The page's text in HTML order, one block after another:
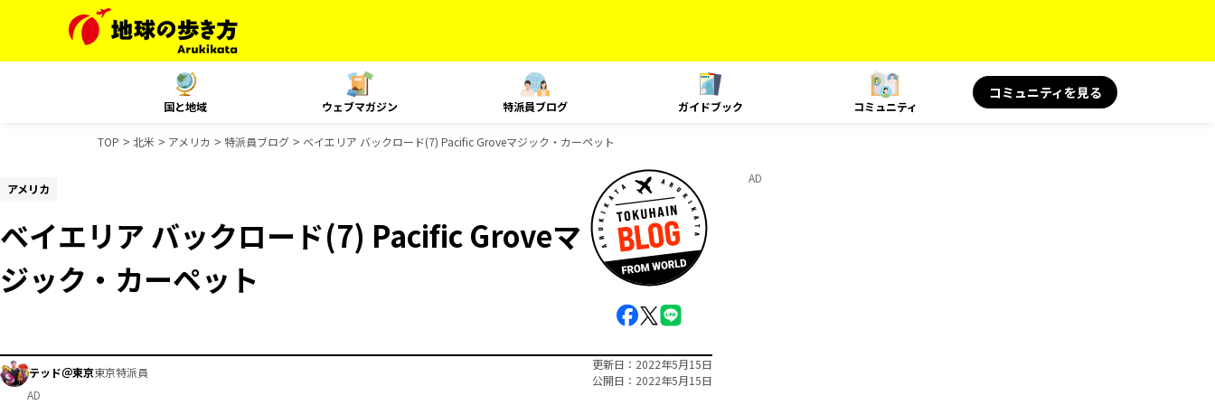
国と地域 ウェブマガジン 特派員ブログ ガイドブック コミュニティ
コミュニティを見る
TOP 北米 アメリカ 特派員ブログ ベイエリア バックロード(7) Pacific Groveマジック・カーペット
アメリカ
ベイエリア バックロード(7) Pacific Groveマ
ジック・カーペット
テッド＠東京東京特派員
更新日
2022年5月15日
公開日
2022年5月15日
AD
AD